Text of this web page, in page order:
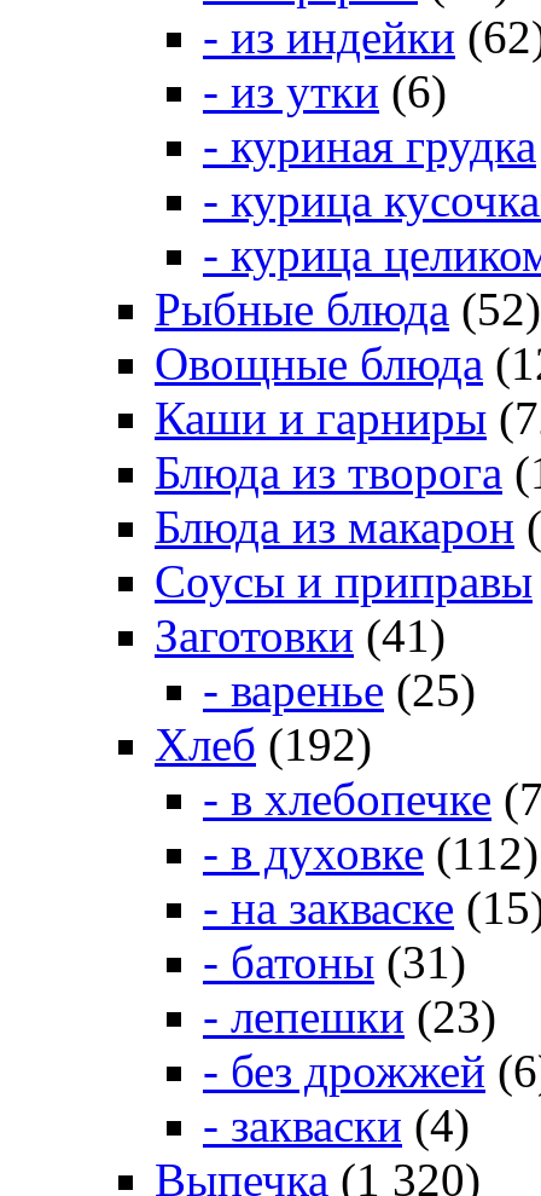
- из индейки
- из утки (6)
- куриная грудка
- курица
- курица
Рыбные блюда (52)
Овощные блюда
Каши и гарниры
Блюда из творога
Блюда из макарон
Соусы и приправы
Заготовки (41)
- варенье (25)
Хлеб (192)
- в хлебопечке
- в духовке (112)
- на закваске
- батоны (31)
- лепешки (23)
- без дрожжей
- закваски (4)
Выпечка (1 320)